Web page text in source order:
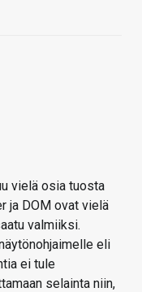
vielä osia tuosta
ja DOM ovat vielä
valmiiksi.
eli
ei tule
selainta niin,